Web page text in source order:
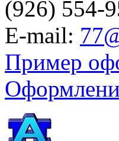
(926) 554-
E-mail:
Пример